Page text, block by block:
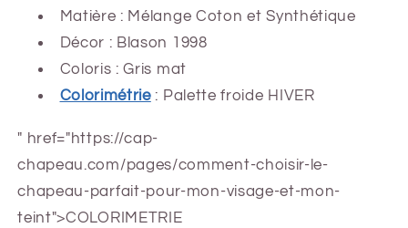
Matière : Mélange Coton et Synthétique
Décor : Blason 1998
Coloris : Gris mat
Colorimétrie : Palette froide HIVER
" href="https://cap-
chapeau.com/pages/comment-choisir-le-
chapeau-parfait-pour-mon-visage-et-mon-
teint">COLORIMETRIE